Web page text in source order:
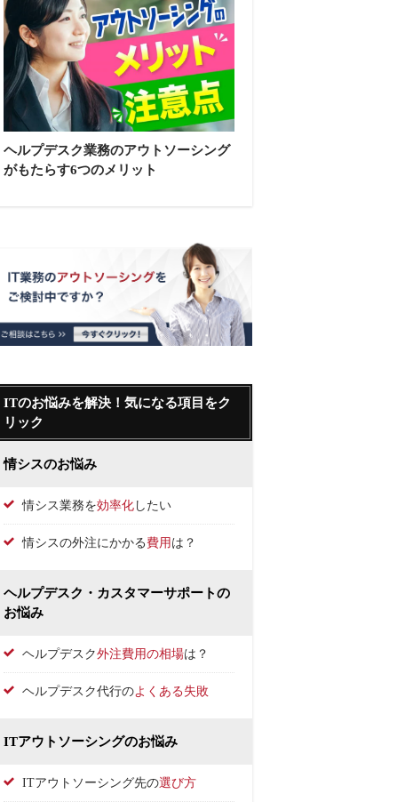
ヘルプデスク業務のアウトソーシング
がもたらす6つのメリット
ITのお悩みを解決！気になる項目をク
リック
情シスのお悩み
情シス業務を効率化 したい
情シスの外注にかかる 費用 は？
ヘルプデスク・カスタマーサポートの
お悩み
ヘルプデスク外注費用の相場は？
ヘルプデスク代行のよくある失敗
ITアウトソーシングのお悩み
ITアウトソーシング先の選び方